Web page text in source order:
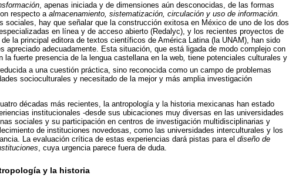
, apenas iniciada y de dimensiones aún desconocidas, de las formas
respecto a almacenamiento, sistematización, circulación y uso de información.
sociales, hay que señalar que la construcción exitosa en México de uno de los dos
en línea y de acceso abierto (Redalyc), y los recientes proyectos de
la principal editora de textos científicos de América Latina (la UNAM), han sido
apreciado adecuadamente. Esta situación, que está ligada de modo complejo con
la fuerte presencia de la lengua castellana en la web, tiene potenciales culturales y
a una cuestión práctica, sino reconocida como un campo de problemas
socioculturales y necesitado de la mejor y más amplia investigación
décadas más recientes, la antropología y la historia mexicanas han estado
institucionales -desde sus ubicaciones muy diversas en las universidades
sociales y su participación en centros de investigación multidisciplinarias y
de instituciones novedosas, como las universidades interculturales y los
La evaluación crítica de estas experiencias dará pistas para el diseño de
, cuya urgencia parece fuera de duda.
y la historia